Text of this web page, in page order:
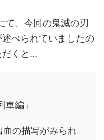
て、今回の鬼滅の刃
べられていましたの
くと...
編」
の描写がみられ